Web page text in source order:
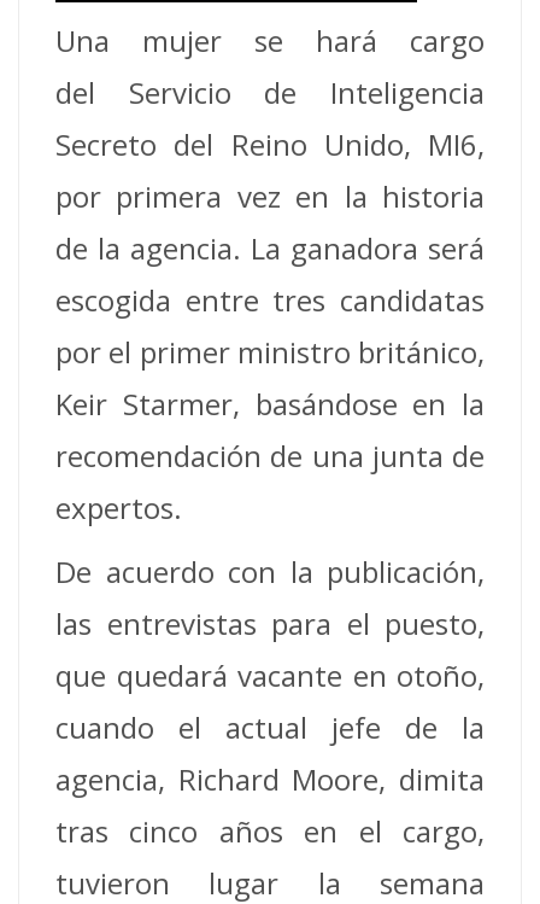
Una mujer se hará cargo
del Servicio de Inteligencia
Secreto del Reino Unido, MI6,
por primera vez en la historia
de la agencia. La ganadora será
escogida entre tres candidatas
por el primer ministro británico,
Keir Starmer, basándose en la
recomendación de una junta de
expertos.
De acuerdo con la publicación,
las entrevistas para el puesto,
que quedará vacante en otoño,
cuando el actual jefe de la
agencia, Richard Moore, dimita
tras cinco años en el cargo,
tuvieron lugar la semana